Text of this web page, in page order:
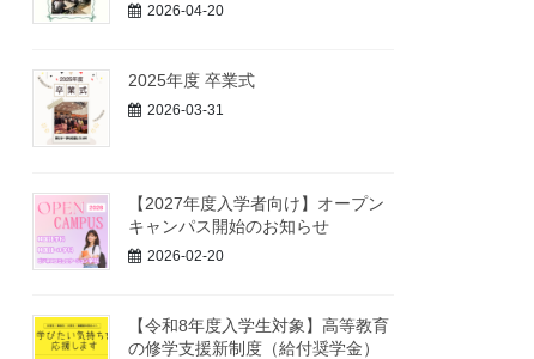
2026-04-20
2025年度 卒業式
2026-03-31
【2027年度入学者向け】オープン
キャンパス開始のお知らせ
2026-02-20
【令和8年度入学生対象】高等教育
の修学支援新制度（給付奨学金）